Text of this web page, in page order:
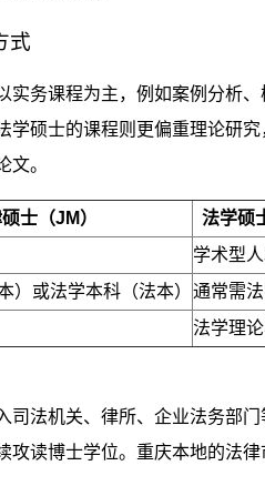
式
实务课程为主，例如案例分析
学硕士的课程则更偏重理论研
文。
士（JM）
法学硕
学术型
）或法学本科（法本） 通常需
法学理
司法机关、律所、企业法务部
攻读博士学位。重庆本地的法